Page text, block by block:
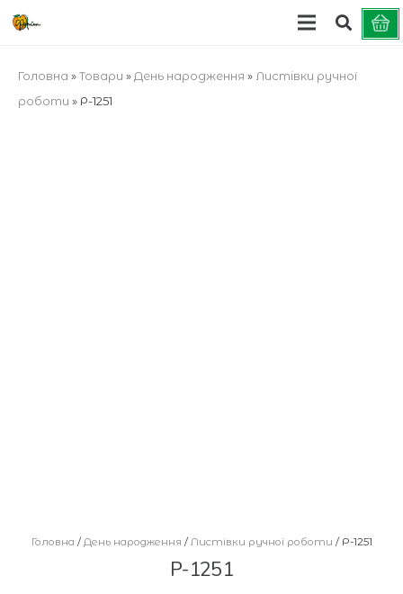
Головна »Товари » День народження » Листівки ручної
роботи » Р-1251
Головна / День народження / Листівки ручної роботи / Р-1251
Р-1251